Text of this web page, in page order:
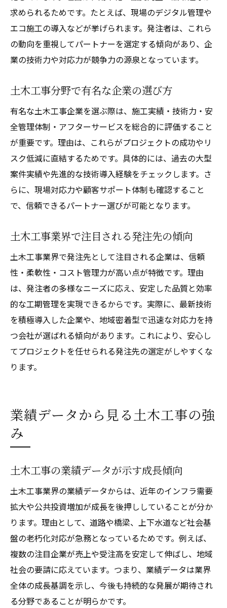
土木工事業界の注目企業ランキングの推移
土木工事分野の大手ランキングで選ぶ理由
土木工事ランキングから読み解く業界変化
土木工事に必要な最新技術と導入事例
土木工事業界で注目のDX推進の動向
土木工事分野の技術革新と企業選びの関係
土木工事現場で活かされる新技術の特徴
土木工事の将来性を支える技術力とは
土木工事で求められる安全性と技術発展
土木工事の将来性と注目企業の展望
土木工事業界の将来性と今後の展望解説
土木工事で注目される企業の成長戦略
土木工事業界の課題と注目企業の対策
土木工事における企業の持続的成長要因
土木工事の未来と業界トップ企業の展望
求められるためです。たとえば、現場のデジタル管理や
エコ施工の導入などが挙げられます。発注者は、これら
の動向を重視してパートナーを選定する傾向があり、企
業の技術力や対応力が競争力の源泉となっています。
土木工事分野で有名な企業の選び方
有名な土木工事企業を選ぶ際は、施工実績・技術力・安
全管理体制・アフターサービスを総合的に評価すること
が重要です。理由は、これらがプロジェクトの成功やリ
スク低減に直結するためです。具体的には、過去の大型
案件実績や先進的な技術導入経験をチェックします。さ
らに、現場対応力や顧客サポート体制も確認すること
で、信頼できるパートナー選びが可能となります。
土木工事業界で注目される発注先の傾向
土木工事業界で発注先として注目される企業は、信頼
性・柔軟性・コスト管理力が高い点が特徴です。理由
は、発注者の多様なニーズに応え、安定した品質と効率
的な工期管理を実現できるからです。実際に、最新技術
を積極導入した企業や、地域密着型で迅速な対応力を持
つ会社が選ばれる傾向があります。これにより、安心し
てプロジェクトを任せられる発注先の選定がしやすくな
ります。
業績データから見る土木工事の強
み
土木工事の業績データが示す成長傾向
土木工事業界の業績データからは、近年のインフラ需要
拡大や公共投資増加が成長を後押ししていることが分か
ります。理由として、道路や橋梁、上下水道など社会基
盤の老朽化対応が急務となっているためです。例えば、
複数の注目企業が売上や受注高を安定して伸ばし、地域
社会の要請に応えています。つまり、業績データは業界
全体の成長基調を示し、今後も持続的な発展が期待され
る分野であることが明らかです。